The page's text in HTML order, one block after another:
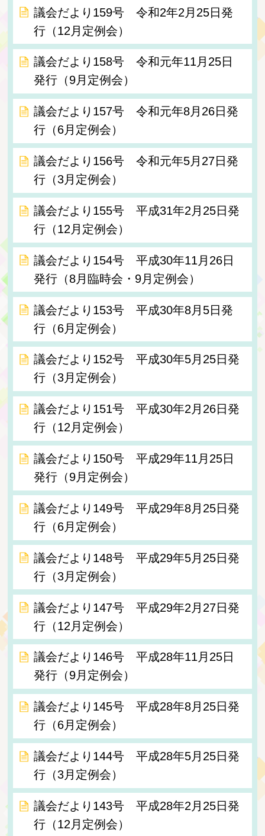
議会だより159号 令和2年2月25日発
行（12月定例会）
議会だより158号 令和元年11月25日
発行（9月定例会）
議会だより157号 令和元年8月26日発
行（6月定例会）
議会だより156号 令和元年5月27日発
行（3月定例会）
議会だより155号 平成31年2月25日発
行（12月定例会）
議会だより154号 平成30年11月26日
発行（8月臨時会・9月定例会）
議会だより153号 平成30年8月5日発
行（6月定例会）
議会だより152号 平成30年5月25日発
行（3月定例会）
議会だより151号 平成30年2月26日発
行（12月定例会）
議会だより150号 平成29年11月25日
発行（9月定例会）
議会だより149号 平成29年8月25日発
行（6月定例会）
議会だより148号 平成29年5月25日発
行（3月定例会）
議会だより147号 平成29年2月27日発
行（12月定例会）
議会だより146号 平成28年11月25日
発行（9月定例会）
議会だより145号 平成28年8月25日発
行（6月定例会）
議会だより144号 平成28年5月25日発
行（3月定例会）
議会だより143号 平成28年2月25日発
行（12月定例会）